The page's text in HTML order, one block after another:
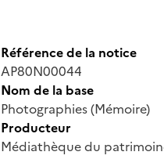
Référence de la notice
AP80N00044
Nom de la base
Photographies (Mémoire)
Producteur
Médiathèque du